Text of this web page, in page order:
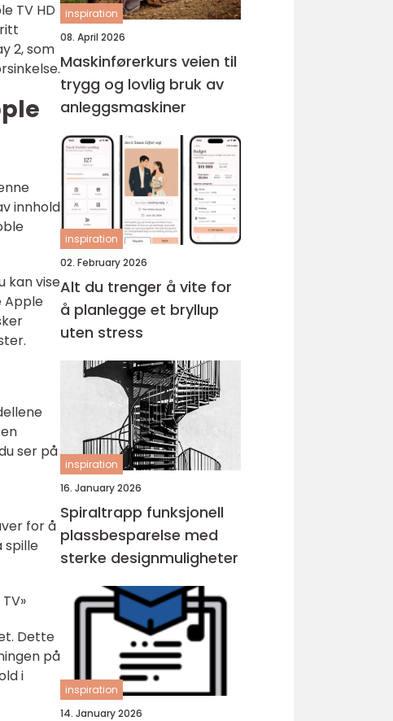
TV HD
2, som
innhold
kan vise
Apple
ser på
for å
spille
Dette
på
i
inspiration
08. April 2026
Maskinførerkurs veien til
trygg og lovlig bruk av
anleggsmaskiner
inspiration
02. February 2026
Alt du trenger å vite for
å planlegge et bryllup
uten stress
inspiration
16. January 2026
Spiraltrapp funksjonell
plassbesparelse med
sterke designmuligheter
inspiration
14. January 2026